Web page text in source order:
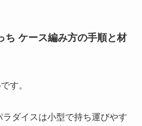
ち ケース編み方の手順と材
す。
ラダイスは小型で持ち運びやす